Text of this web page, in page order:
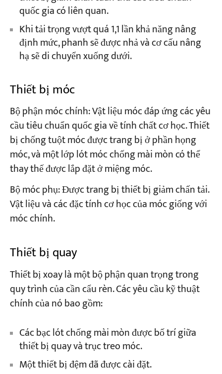
quốc gia có liên quan.
Khi tải trọng vượt quá 1,1 lần khả năng nâng
định mức, phanh sẽ được nhả và cơ cấu nâng
hạ sẽ di chuyển xuống dưới.
Thiết bị móc
Bộ phận móc chính: Vật liệu móc đáp ứng các yêu
cầu tiêu chuẩn quốc gia về tính chất cơ học. Thiết
bị chống tuột móc được trang bị ở phần họng
móc, và một lớp lót móc chống mài mòn có thể
thay thế được lắp đặt ở miệng móc.
Bộ móc phụ: Được trang bị thiết bị giảm chấn tải.
Vật liệu và các đặc tính cơ học của móc giống với
móc chính.
Thiết bị quay
Thiết bị xoay là một bộ phận quan trọng trong
quy trình của cần cẩu rèn. Các yêu cầu kỹ thuật
chính của nó bao gồm:
Các bạc lót chống mài mòn được bố trí giữa
thiết bị quay và trục treo móc.
Một thiết bị đệm đã được cài đặt.